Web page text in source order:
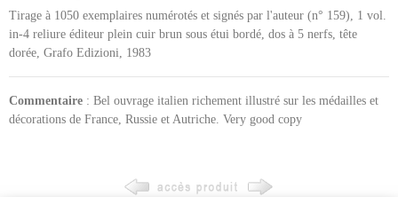
Tirage à 1050 exemplaires numérotés et signés par l'auteur (n° 159), 1 vol.
in-4 reliure éditeur plein cuir brun sous étui bordé, dos à 5 nerfs, tête
dorée, Grafo Edizioni, 1983
Commentaire : Bel ouvrage italien richement illustré sur les médailles et
décorations de France, Russie et Autriche. Very good copy